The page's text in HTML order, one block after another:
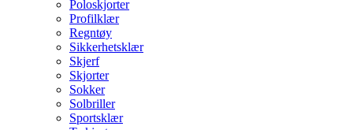
Poloskjorter
Profilklær
Regntøy
Sikkerhetsklær
Skjerf
Skjorter
Sokker
Solbriller
Sportsklær